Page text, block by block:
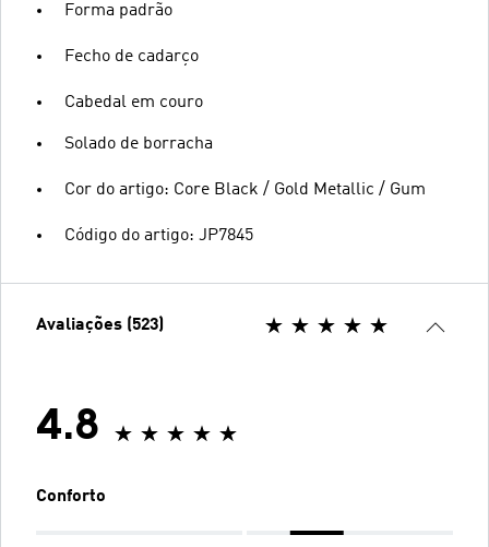
Forma padrão
Fecho de cadarço
Cabedal em couro
Solado de borracha
Cor do artigo: Core Black / Gold Metallic / Gum
Código do artigo: JP7845
Avaliações (523)
4.8
Conforto